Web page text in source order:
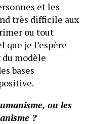
et les
très difficile aux
ou tout
que je l’espère
modèle
bases
ou les
?